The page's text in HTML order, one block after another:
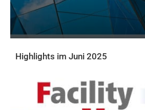
Highlights im Juni 2025